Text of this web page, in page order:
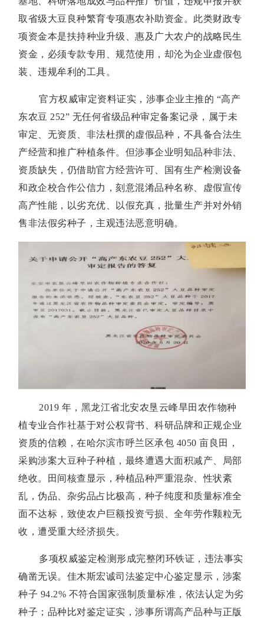
取省级大豆良种繁育专项惠农补助资金。此类财政专
项资金本是扶持种业升级、惠及广大农户的战略民生
资金，必须专款专用、规范使用，却沦为企业虚假包
装、违规牟利的工具。
官方权威审定资料证实，涉事企业主推的 “高产
东农豆 252” 无任何省级品种审定备案记录，属于未
审定、无资质、非法杜撰的虚假品种，不具备合法生
产经营和推广种植条件。但涉事企业明知品种非法、
资质缺失，仍借助官方经营许可、国有生产检测设备
和政企校合作公信力，刻意混淆品种名称、虚假宣传
高产性能，以劣充优、以假充真，批量生产并对外销
售非法假劣种子，主观违法恶意明确。
2019 年，黑龙江省北安农垦云峰旱田农作物种
植专业合作社基于对公权背书、科研品牌和正规企业
资质的信赖，在哈尔滨市呼兰区承包 4050 亩良田，
采购涉案大豆种子种植，最终遭遇大面积减产、局部
绝收。田间核查显示，种植品种严重混杂、性状紊
乱，伪品、杂劣品占比极高，种子纯度和质量标准全
面不达标，致使农户巨额投资亏损、全年劳作颗粒无
收，遭受重大经济损失。
多项权威鉴定检测形成完整闭环铁证，违法事实
确凿无误。佳木斯宏诚司法鉴定中心鉴定显示，涉案
种子 94.2% 不符合国家强制质量标准，依法认定为劣
种子；品种比对鉴定证实，涉事所谓高产品种与正版